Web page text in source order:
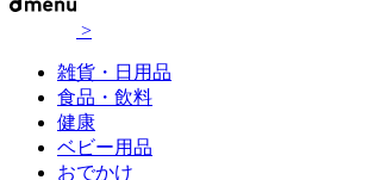
>
雑貨・日用品
食品・飲料
健康
ベビー用品
おでかけ